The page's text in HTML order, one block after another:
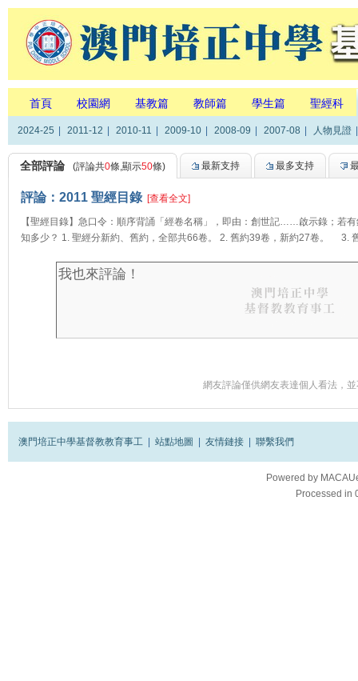
首頁 校園網 基教篇 教師篇 學生篇 聖經科
2024-25 2011-12 2010-11 2009-10 2008-09 2007-08 人物見證
全部評論 (評論共0條,顯示50條) 最新支持 最多支持
評論：2011 聖經目錄 [查看全文]
【聖經目錄】急口令：順序背誦「經卷名稱」，即由：創世記……啟示錄；若
知多少？ 1. 聖經分新約、舊約，全部共66卷。 2. 舊約39卷，新約27卷。 3.
網友評論僅供網友表達個人看法，
澳門培正中學基督教教育事工 站點地圖 友情鏈接 聯繫我們
Powered by
Processed in